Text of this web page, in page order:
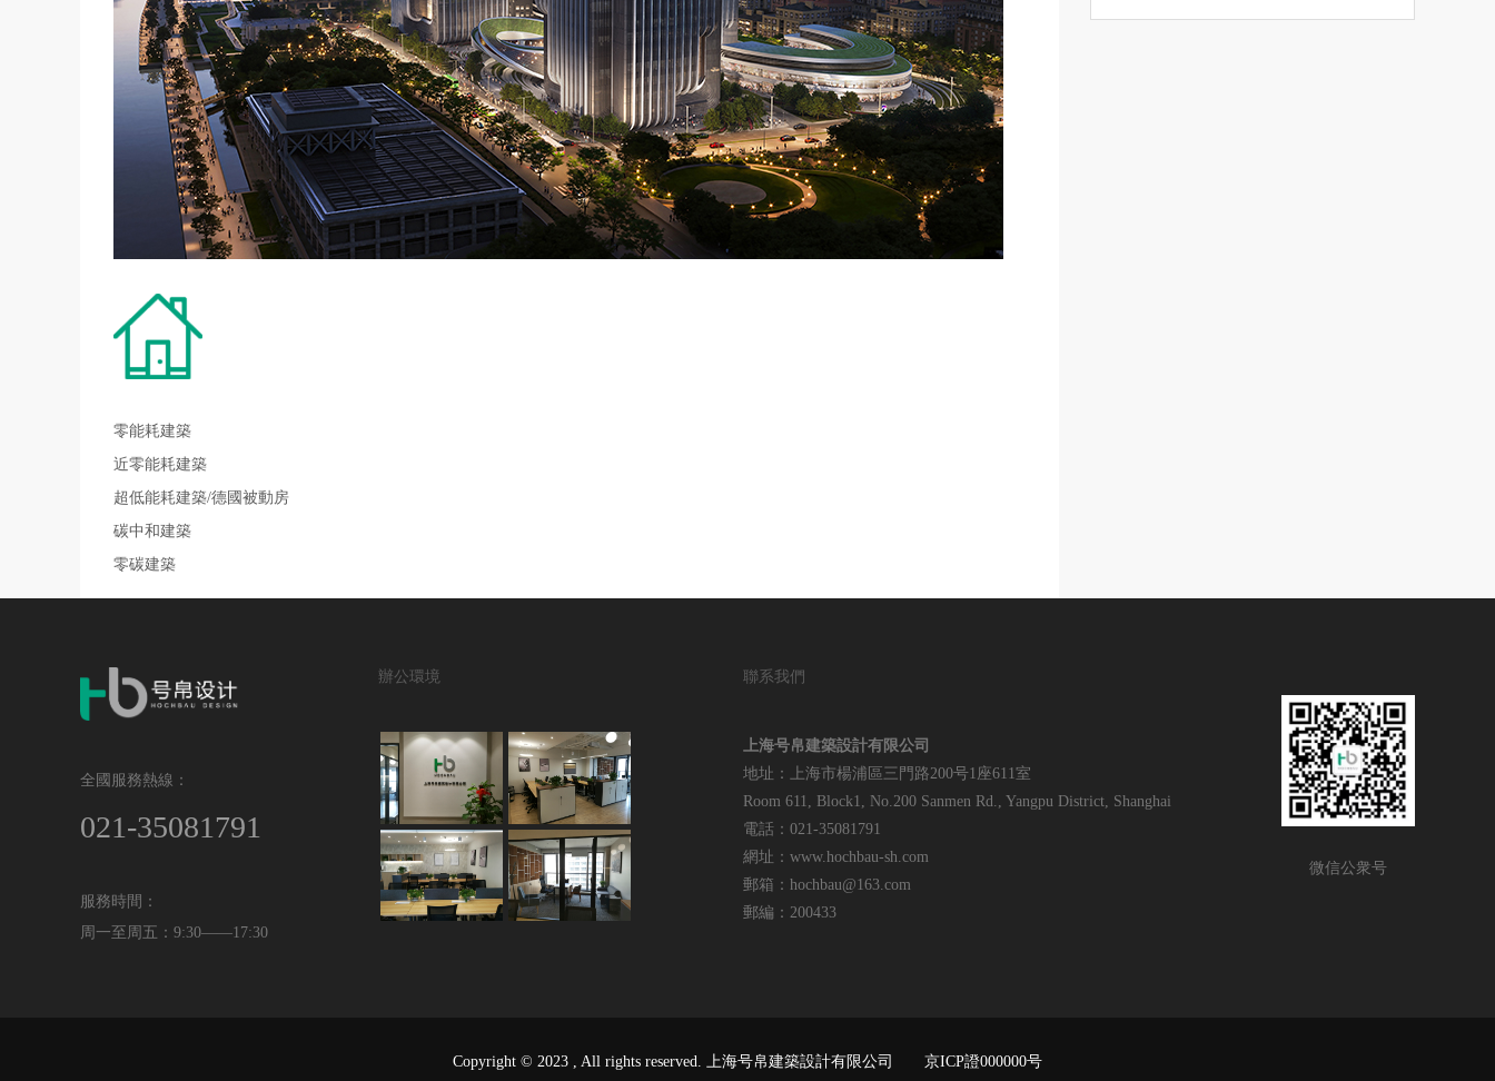
零能耗建築
近零能耗建築
超低能耗建築/德國被動房
碳中和建築
零碳建築
全國服務熱線：
021-35081791
服務時間：
周一至周五：9:30——17:30
辦公環境 聯系我們
上海号帛建築設計有限公司
地址：上海市楊浦區三門路200号1座611室
Room 611, Block1, No.200 Sanmen Rd., Yangpu District, Shanghai
電話：021-35081791
網址：www.hochbau-sh.com
郵箱：hochbau@163.com
郵編：200433
微信公衆号
Copyright © 2023 , All rights reserved. 上海号帛建築設計有限公司 京ICP證000000号